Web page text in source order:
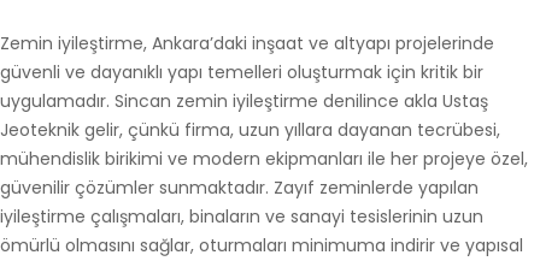
Zemin iyileştirme, Ankara’daki inşaat ve altyapı projelerinde
güvenli ve dayanıklı yapı temelleri oluşturmak için kritik bir
uygulamadır. Sincan zemin iyileştirme denilince akla Ustaş
Jeoteknik gelir, çünkü firma, uzun yıllara dayanan tecrübesi,
mühendislik birikimi ve modern ekipmanları ile her projeye özel,
güvenilir çözümler sunmaktadır. Zayıf zeminlerde yapılan
iyileştirme çalışmaları, binaların ve sanayi tesislerinin uzun
ömürlü olmasını sağlar, oturmaları minimuma indirir ve yapısal